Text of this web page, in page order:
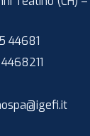
44681